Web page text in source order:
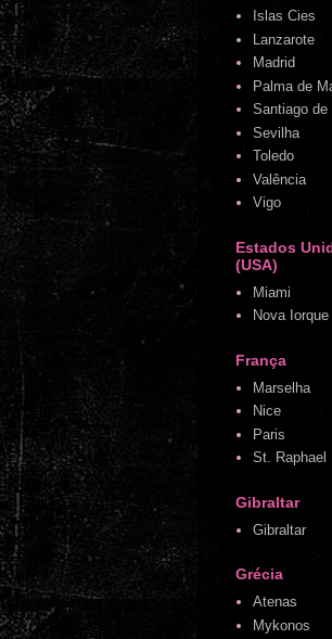
Islas Cies
Lanzarote
Madrid
Palma de
Santiago
Sevilha
Toledo
Valência
Vigo
Estados
(USA)
Miami
Nova Iorque
França
Marselha
Nice
Paris
St. Raphael
Gibraltar
Gibraltar
Grécia
Atenas
Mykonos